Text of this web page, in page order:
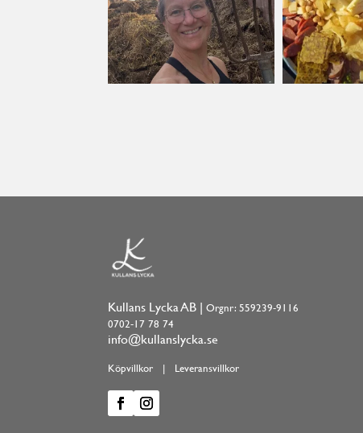
Kullans Lycka AB |Orgnr: 559239-9116
0702-17 78 74
info@kullanslycka.se
Köpvillkor | Leveransvillkor